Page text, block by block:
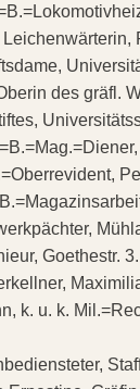
des gräfl.
Goethestr. 3.
k. u. k.